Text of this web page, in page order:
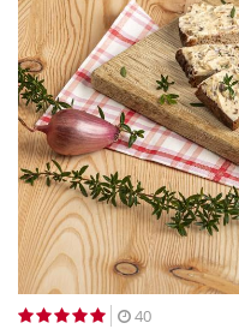
40